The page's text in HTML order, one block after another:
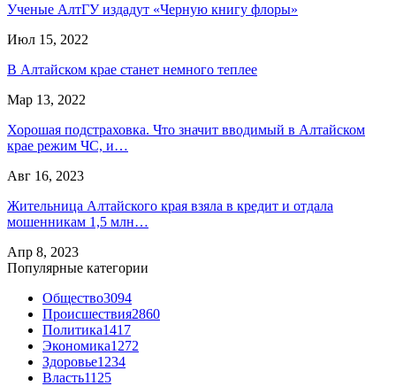
Ученые АлтГУ издадут «Черную книгу флоры»
Июл 15, 2022
В Алтайском крае станет немного теплее
Мар 13, 2022
Хорошая подстраховка. Что значит вводимый в Алтайском
крае режим ЧС, и…
Авг 16, 2023
Жительница Алтайского края взяла в кредит и отдала
мошенникам 1,5 млн…
Апр 8, 2023
Популярные категории
Общество3094
Происшествия2860
Политика1417
Экономика1272
Здоровье1234
Власть1125